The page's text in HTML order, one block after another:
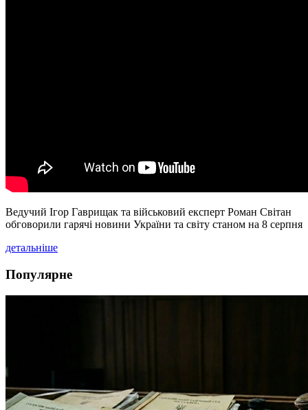
Ведучий Ігор Гаврищак та військовий експерт Роман Світан
обговорили гарячі новини України та світу станом на 8 серпня
детальніше
Популярне